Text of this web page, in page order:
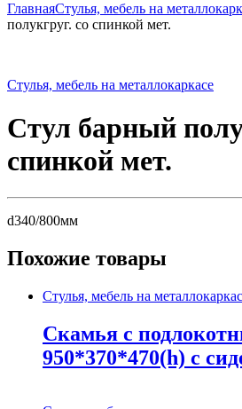
ГлавнаяСтулья, мебель на
полукгруг. со спинкой мет.
Стулья, мебель на металлокаркасе
Стул барный
спинкой мет.
d340/800мм
Похожие товары
Стулья, мебель на
Скамья с
950*370*470(h) с